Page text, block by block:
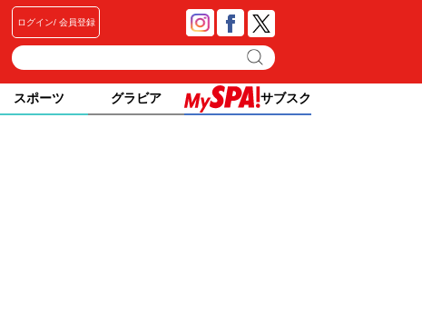
ログイン 会員登録
スポーツ グラビア サブスク